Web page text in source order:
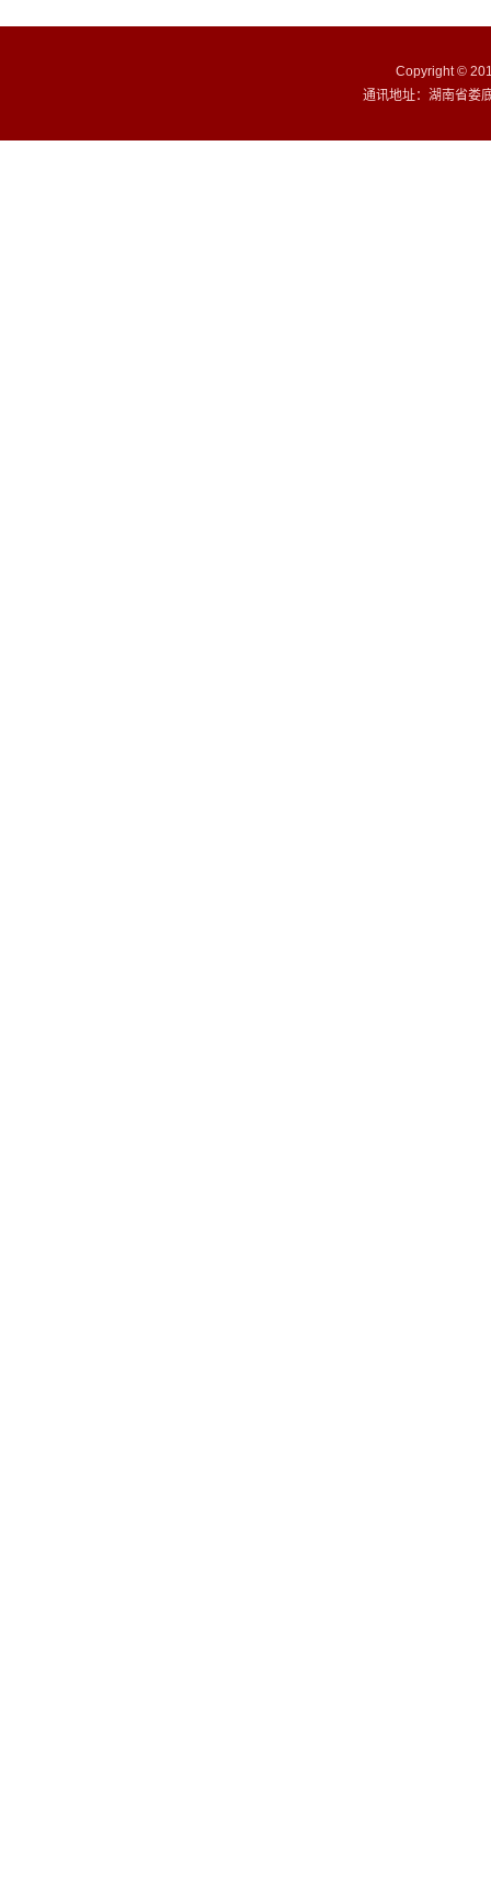
Copyright ©
通讯地址：湖南省娄